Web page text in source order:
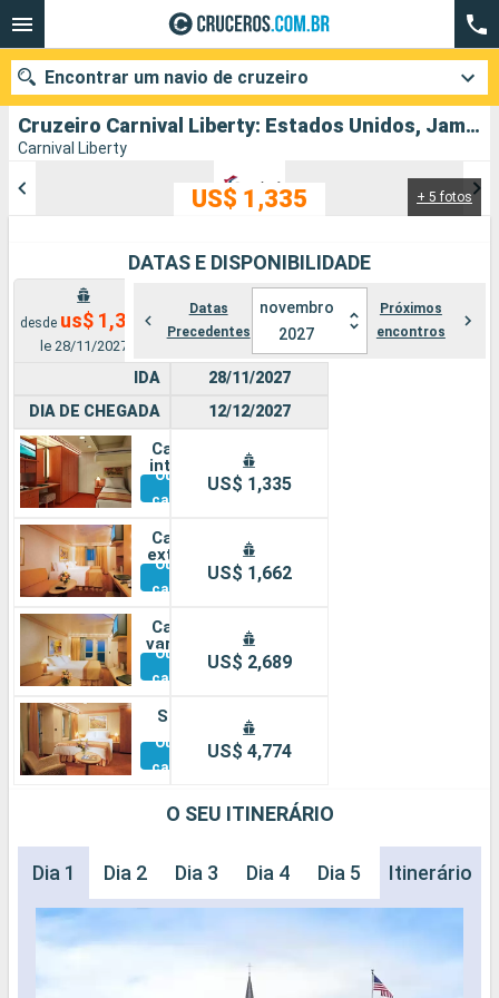
Cruzeiro Carnival Liberty: Estados Unidos, Jamaica, Aruba, Colombia, Panamá, Costa Rica, México partindo de Nova Orleans
Carnival Liberty
+ 5 fotos
US$ 1,335
DATAS E DISPONIBILIDADE
desde us$ 1,335
le 28/11/2027
Datas
Precedentes
novembro
2027
Próximos
encontros
IDA
DIA DE CHEGADA
Cabine
interna
Outras
cabines
Cabine
externa
Outras
cabines
Cabine
varanda
Outras
cabines
Suíte
Outras
cabines
28/11/2027
12/12/2027
US$ 1,335
US$ 1,662
US$ 2,689
US$ 4,774
O SEU ITINERÁRIO
Dia 1 Dia 2 Dia 3 Dia 4 Dia 5 Dia 6 Dia
Itinerário
Encontrar um navio de cruzeiro
Cidades Companhias
Pesquisar